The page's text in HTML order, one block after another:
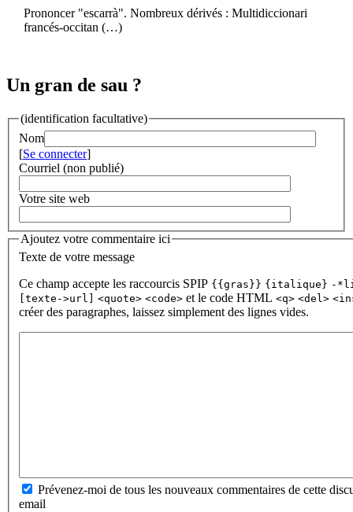
Prononcer "escarrà". Nombreux dérivés : Multidiccionari
francés-occitan (…)
Un gran de sau ?
(identification facultative)
Nom
[Se connecter]
Courriel (non publié)
Votre site web
Ajoutez votre commentaire ici
Texte de votre message
Ce champ accepte les raccourcis SPIP {{gras}} {italique} -
[texte->url]
<quote> <code> et le code HTML <q> <del>
créer des paragraphes, laissez simplement des lignes vides.
Prévenez-moi de tous les nouveaux commentaires de cette
email